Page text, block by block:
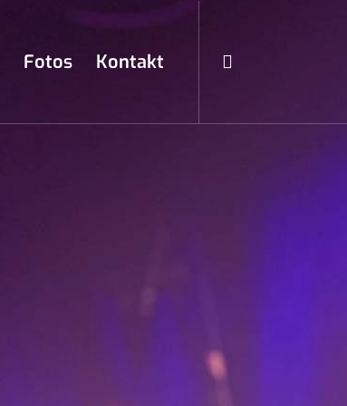
Fotos Kontakt